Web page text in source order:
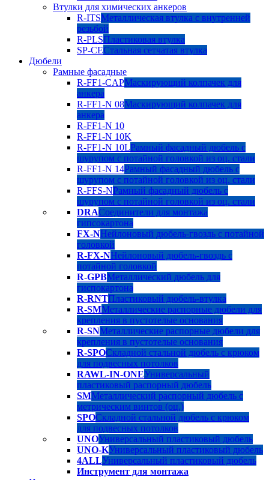
Втулки для химических анкеров
R-ITSМеталлическая втулка с внутренней
резьбой
R-PLSПластиковая втулка
SP-CEСтальная сетчатая втулка
Дюбели
Рамные фасадные
R-FF1-CAPМаскирующий колпачек для
анкера
R-FF1-N 08Маскирующий колпачек для
анкера
R-FF1-N 10
R-FF1-N 10K
R-FF1-N 10LРамный фасадный дюбель с
шурупом с потайной головкой из оц. стали
R-FF1-N 14Рамный фасадный дюбель с
шурупом с потайной головкой из оц. стали
R-FFS-NРамный фасадный дюбель с
шурупом с потайной головкой из оц. стали
DRAСоединители для монтажа
гипсокартона
FX-NНейлоновый дюбель-гвоздь с потайной
головкой
R-FX-NНейлоновый дюбель-гвоздь с
потайной головкой
R-GPBМеталлический дюбель для
гиспокартона
R-RNTПластиковый дюбель-втулка
R-SMМеталлические распорные дюбели для
крепления в пустотелые основания
R-SNМеталлические распорные дюбели для
крепления в пустотелые основания
R-SPOСкладной стальной дюбель с крюком
для подвесных потолков
RAWL-IN-ONEУниверсальный
пластиковый распорный дюбель
SMМеталлический распорный дюбель с
метрическим винтов (оц.)
SPOСкладной стальной дюбель с крюком
для подвесных потолков
UNOУниверсальный пластиковый дюбель
UNO-KУниверсальный пластиковый дюбель
4ALLУниверсальный пластиковый дюбель
Инструмент для монтажа